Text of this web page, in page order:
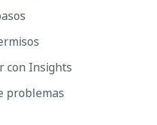
con Insights
problemas